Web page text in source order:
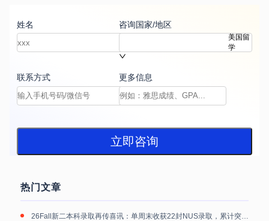
姓名 咨询国家/地区
美国留
学
联系方式 更多信息
立即咨询
热门文章
26Fall新二本科录取再传喜讯：单周末收获22封NUS录取，累计突破40封